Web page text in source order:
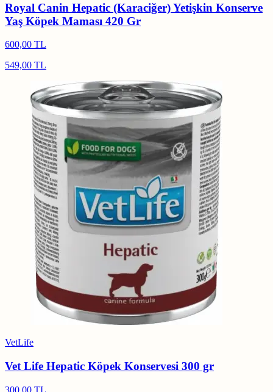
Royal Canin Hepatic (Karaciğer) Yetişkin Konserve
Yaş Köpek Maması 420 Gr
600,00 TL
549,00 TL
VetLife
Vet Life Hepatic Köpek Konservesi 300 gr
300,00 TL